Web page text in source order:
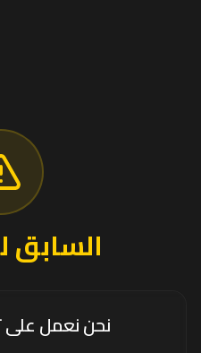
نحن نعمل على